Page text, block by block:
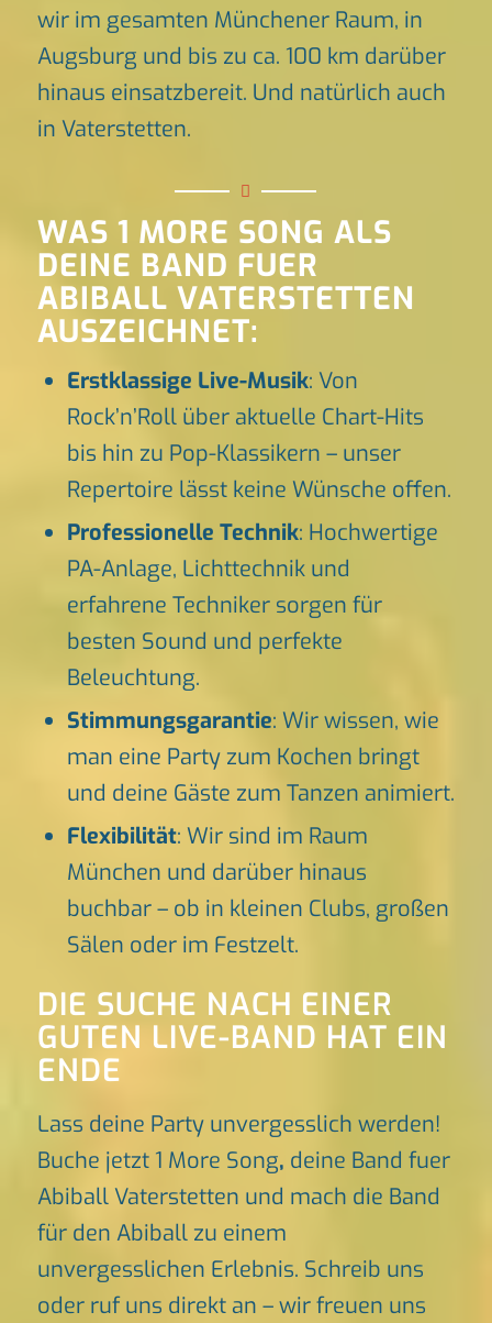
wir im gesamten Münchener Raum, in
Augsburg und bis zu ca. 100 km darüber
hinaus einsatzbereit. Und natürlich auch
in Vaterstetten.
WAS 1 MORE SONG ALS
DEINE BAND FUER
ABIBALL VATERSTETTEN
AUSZEICHNET:
Erstklassige Live-Musik: Von
Rock’n’Roll über aktuelle Chart-Hits
bis hin zu Pop-Klassikern – unser
Repertoire lässt keine Wünsche offen.
Professionelle Technik: Hochwertige
PA-Anlage, Lichttechnik und
erfahrene Techniker sorgen für
besten Sound und perfekte
Beleuchtung.
Stimmungsgarantie: Wir wissen, wie
man eine Party zum Kochen bringt
und deine Gäste zum Tanzen animiert.
Flexibilität: Wir sind im Raum
München und darüber hinaus
buchbar – ob in kleinen Clubs, großen
Sälen oder im Festzelt.
DIE SUCHE NACH EINER
GUTEN LIVE-BAND HAT EIN
ENDE
Lass deine Party unvergesslich werden!
Buche jetzt 1 More Song, deine Band fuer
Abiball Vaterstetten und mach die Band
für den Abiball zu einem
unvergesslichen Erlebnis. Schreib uns
oder ruf uns direkt an – wir freuen uns